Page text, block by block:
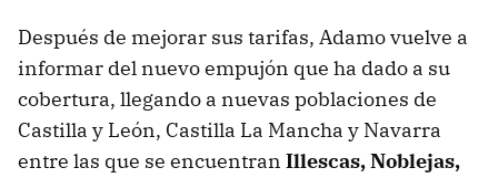
Después de mejorar sus tarifas, Adamo vuelve a
informar del nuevo empujón que ha dado a su
cobertura, llegando a nuevas poblaciones de
Castilla y León, Castilla La Mancha y Navarra
entre las que se encuentran Illescas, Noblejas,